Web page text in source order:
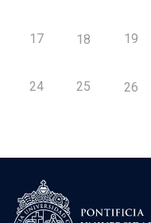
17 18 19
24 25 26